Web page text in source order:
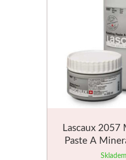
Lascaux 2057
Paste A
různéSkladem